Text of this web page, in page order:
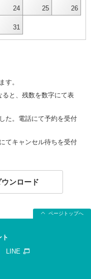
24 25 26
31
す。
ると、残数を数字にて表
た。電話にて予約を受付
てキャンセル待ちを受付
ンロード
ページトップへ
LINE